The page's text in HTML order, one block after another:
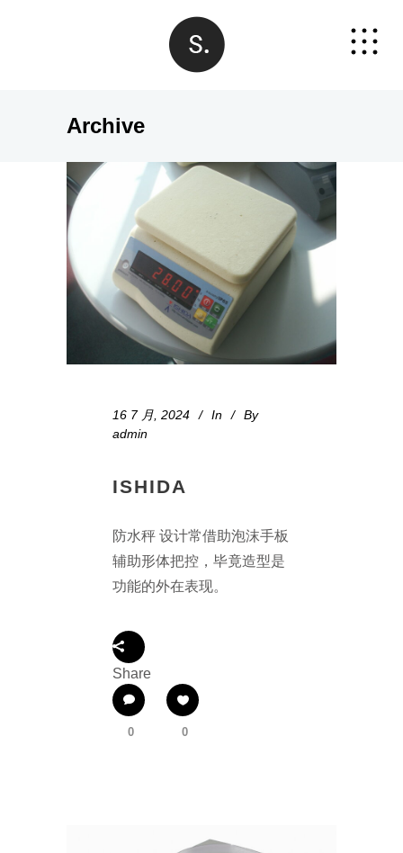
Archive
16 7 月, 2024 In
By
admin
ISHIDA
防水秤 设计常借助泡沫手板
辅助形体把控，毕竟造型是
功能的外在表现。
Share
0 0